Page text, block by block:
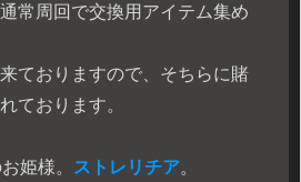
常周回で交換用アイテム集め
ておりますので、そちらに賭
ております。
姫様。 ストレリチア。